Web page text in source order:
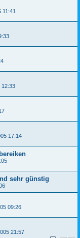
11:41
12:33
17:14
sehr günstig
09:26
21:57